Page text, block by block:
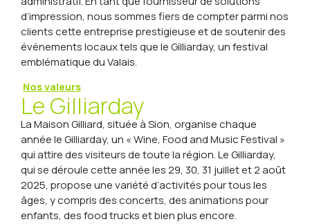
d’impression, nous sommes fiers de compter parmi nos
clients cette entreprise prestigieuse et de soutenir des
événements locaux tels que le Gilliarday, un festival
emblématique du Valais.
Nos valeurs
Le Gilliarday
La Maison Gilliard, située à Sion, organise chaque
année le Gilliarday, un « Wine, Food and Music Festival »
qui attire des visiteurs de toute la région. Le Gilliarday,
qui se déroule cette année les 29, 30, 31 juillet et 2 août
2025, propose une variété d’activités pour tous les
âges, y compris des concerts, des animations pour
enfants, des food trucks et bien plus encore.